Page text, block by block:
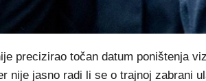
precizirao točan datum poništenja
nije jasno radi li se o trajnoj zabrani